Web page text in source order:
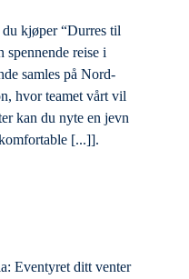
kjøper “Durres til
spennende reise i
samles på Nord-
hvor teamet vårt vil
kan du nyte en jevn
[...]].